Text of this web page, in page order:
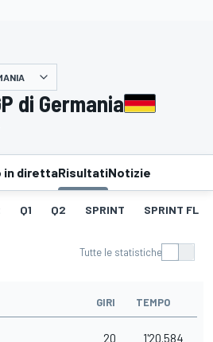
di Germania
in direttaRisultatiNotizie
Q1 Q2 SPRINT SPRINT FL
Tutte le statistiche
GIRI TEMPO
20 1'20.584